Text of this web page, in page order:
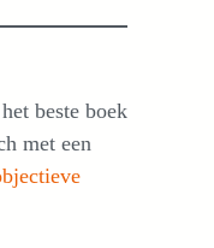
beste boek
met een